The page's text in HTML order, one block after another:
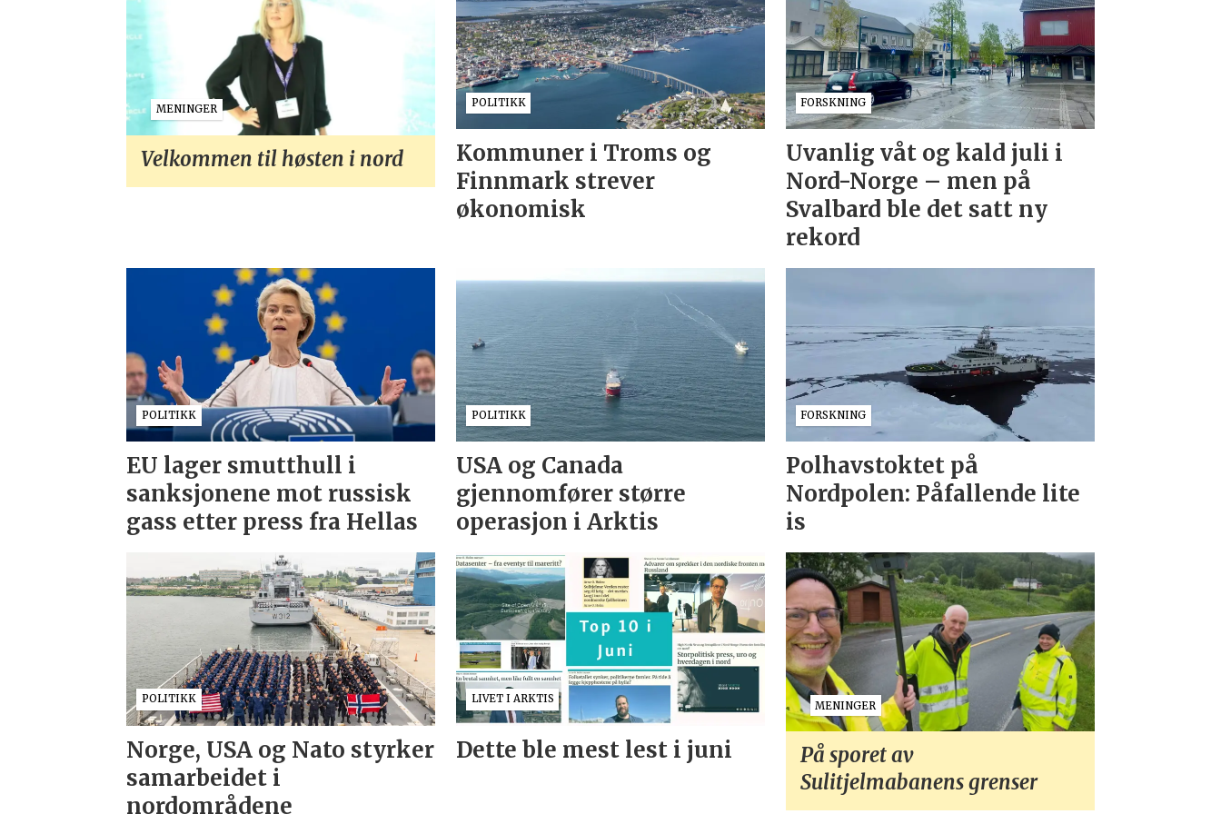
MENINGER
Velkommen til høsten i nord
POLITIKK
Kommuner i Troms og
Finnmark strever
økonomisk
FORSKNING
Uvanlig våt og kald juli i
Nord-Norge – men på
Svalbard ble det satt ny
rekord
POLITIKK
EU lager smutthull i
sanksjonene mot russisk
gass etter press fra Hellas
POLITIKK
USA og Canada
gjennomfører større
operasjon i Arktis
FORSKNING
Polhavstoktet på
Nordpolen: Påfallende lite
is
POLITIKK
Norge, USA og Nato styrker
samarbeidet i
nordområdene
LIVET I ARKTIS
Dette ble mest lest i juni
MENINGER
På sporet av
Sulitjelmabanens grenser